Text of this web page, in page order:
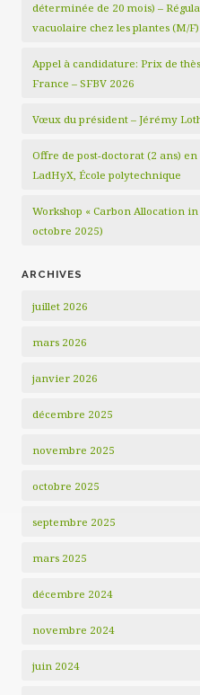
déterminée de 20 mois) –
vacuolaire chez les plantes (M/F)
Appel à candidature: Prix de
France – SFBV 2026
Vœux du président – Jérémy
Offre de post-doctorat (2 ans)
LadHyX, École polytechnique
Workshop « Carbon Allocation in
octobre 2025)
ARCHIVES
juillet 2026
mars 2026
janvier 2026
décembre 2025
novembre 2025
octobre 2025
septembre 2025
mars 2025
décembre 2024
novembre 2024
juin 2024